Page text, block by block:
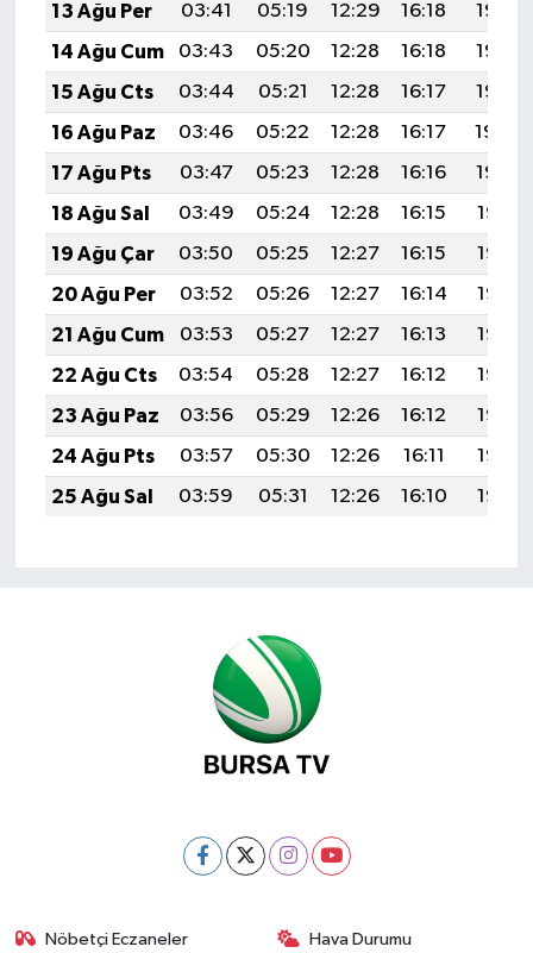
13 Ağu Per
03:41 05:19 12:29 16:18
19:28
14 Ağu Cum
03:43 05:20 12:28 16:18
19:26
15 Ağu Cts
03:44 05:21 12:28 16:17
19:25
16 Ağu Paz
03:46 05:22 12:28 16:17
19:24
17 Ağu Pts
03:47 05:23 12:28 16:16
19:22
18 Ağu Sal
03:49 05:24 12:28 16:15
19:21
19 Ağu Çar
03:50 05:25 12:27 16:15
19:19
20 Ağu Per
03:52 05:26 12:27 16:14
19:18
21 Ağu Cum
03:53 05:27 12:27 16:13
19:16
22 Ağu Cts
03:54 05:28 12:27 16:12
19:15
23 Ağu Paz
03:56 05:29 12:26 16:12
19:14
24 Ağu Pts
03:57 05:30 12:26 16:11
19:12
25 Ağu Sal
03:59 05:31 12:26 16:10 19:10
Nöbetçi Eczaneler Hava Durumu